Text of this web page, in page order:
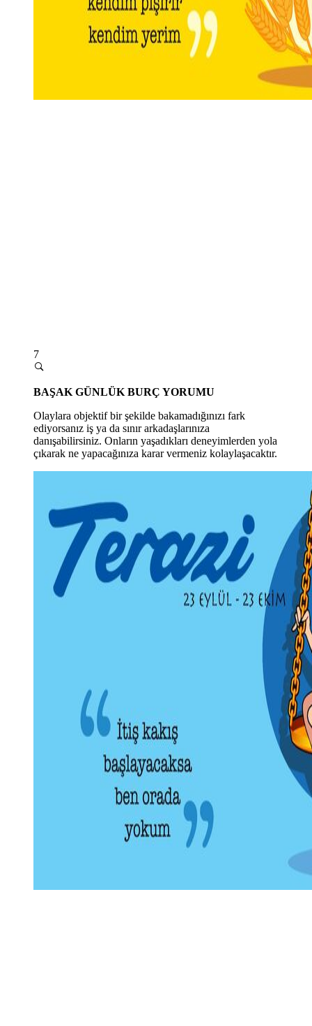
7
BAŞAK GÜNLÜK BURÇ YORUMU
Olaylara objektif bir şekilde bakamadığınızı fark
ediyorsanız iş ya da sınır arkadaşlarınıza
danışabilirsiniz. Onların yaşadıkları deneyimlerden yola
çıkarak ne yapacağınıza karar vermeniz kolaylaşacaktır.